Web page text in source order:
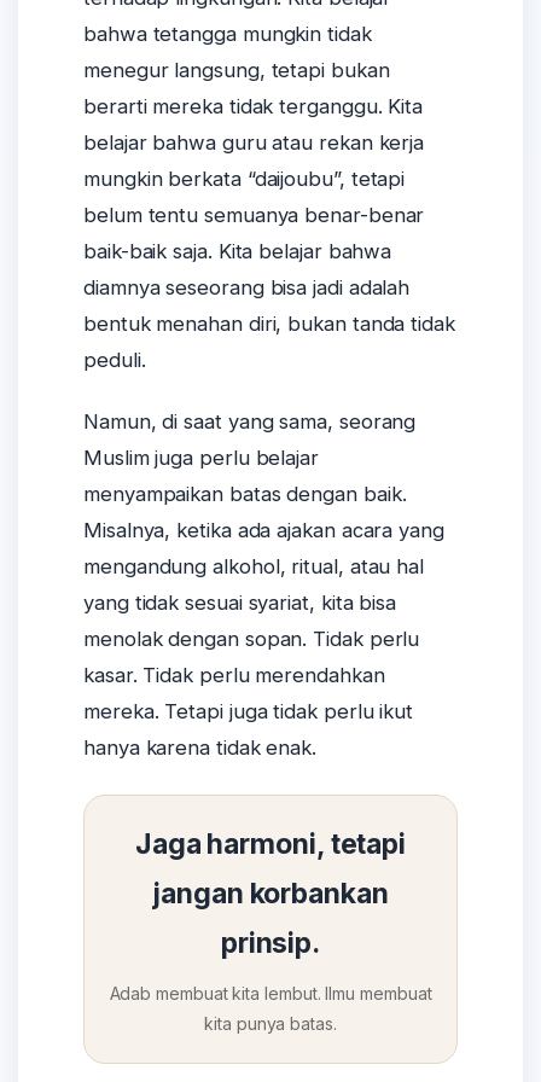
bahwa tetangga mungkin tidak
menegur langsung, tetapi bukan
berarti mereka tidak terganggu. Kita
belajar bahwa guru atau rekan kerja
mungkin berkata “daijoubu”, tetapi
belum tentu semuanya benar-benar
baik-baik saja. Kita belajar bahwa
diamnya seseorang bisa jadi adalah
bentuk menahan diri, bukan tanda tidak
peduli.
Namun, di saat yang sama, seorang
Muslim juga perlu belajar
menyampaikan batas dengan baik.
Misalnya, ketika ada ajakan acara yang
mengandung alkohol, ritual, atau hal
yang tidak sesuai syariat, kita bisa
menolak dengan sopan. Tidak perlu
kasar. Tidak perlu merendahkan
mereka. Tetapi juga tidak perlu ikut
hanya karena tidak enak.
Jaga harmoni, tetapi
jangan korbankan
prinsip.
Adab membuat kita lembut. Ilmu membuat
kita punya batas.